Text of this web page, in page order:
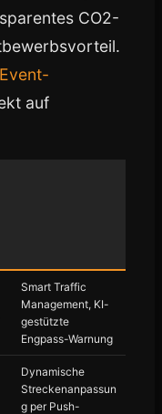
CO2-
auf
Smart Traffic
Management, KI-
gestützte
Engpass-Warnung
Dynamische
Streckenanpassun
g per Push-